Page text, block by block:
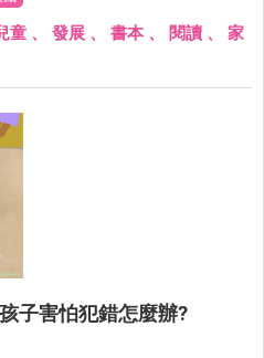
童 、 發展 、 書本、 閱讀 、 家
子害怕犯錯怎麼辦?